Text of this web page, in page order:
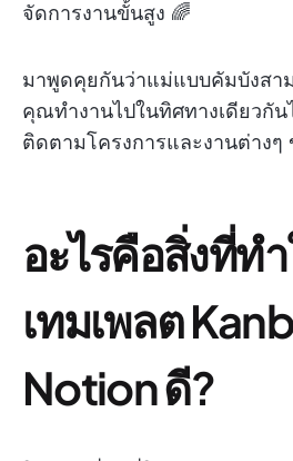
จัดการงานขั้นสูง 🌈
มาพูดคุยกันว่าแม่แบบคัมบังสา
คุณทำงานไปในทิศทางเดียวกั
ติดตามโครงการและงานต่าง
อะไรคือสิ่งที่ท
เทมเพลต
Notion ดี?